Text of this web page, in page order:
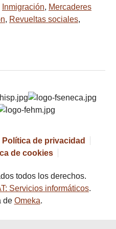
Inmigración, Mercaderes
, Revueltas sociales,
Política de privacidad
de cookies
todos los derechos.
Servicios informáticos.
de Omeka.